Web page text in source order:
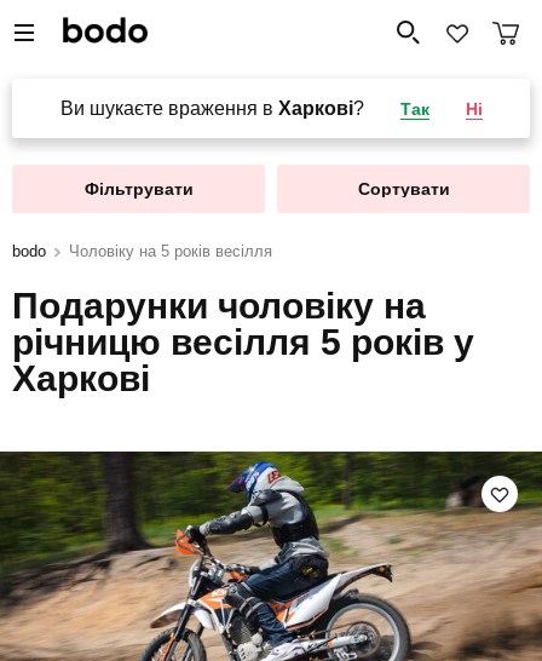
Ви шукаєте враження в Харкові? Так Ні
Фільтрувати Сортувати
bodo Чоловіку на 5 років весілля
Подарунки чоловіку на
річницю весілля 5 років у
Харкові